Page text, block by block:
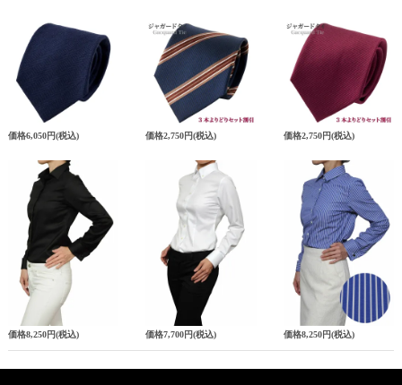
価格6,050円(税込) 価格2,750円(税込) 価格2,750円(税込)
価格8,250円(税込) 価格7,700円(税込) 価格8,250円(税込)